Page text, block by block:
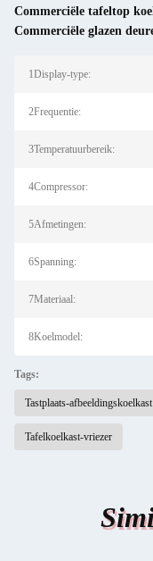
Commerciële tafeltop
Commerciële glazen
1Display-type:
2Frequentie:
3Temperatuurbereik:
4Compressor:
5Afmetingen:
6Spanning:
7Materiaal:
8Koelmodel:
Tags:
Tastplaats-afbeeldingskoelkast
Tafelkoelkast-vriezer